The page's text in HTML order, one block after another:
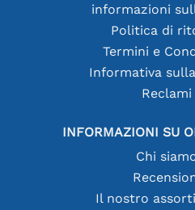
informazioni
Politica di
Termini e
Informativa
Reclami
INFORMAZIONI SU
Chi
Il nostro